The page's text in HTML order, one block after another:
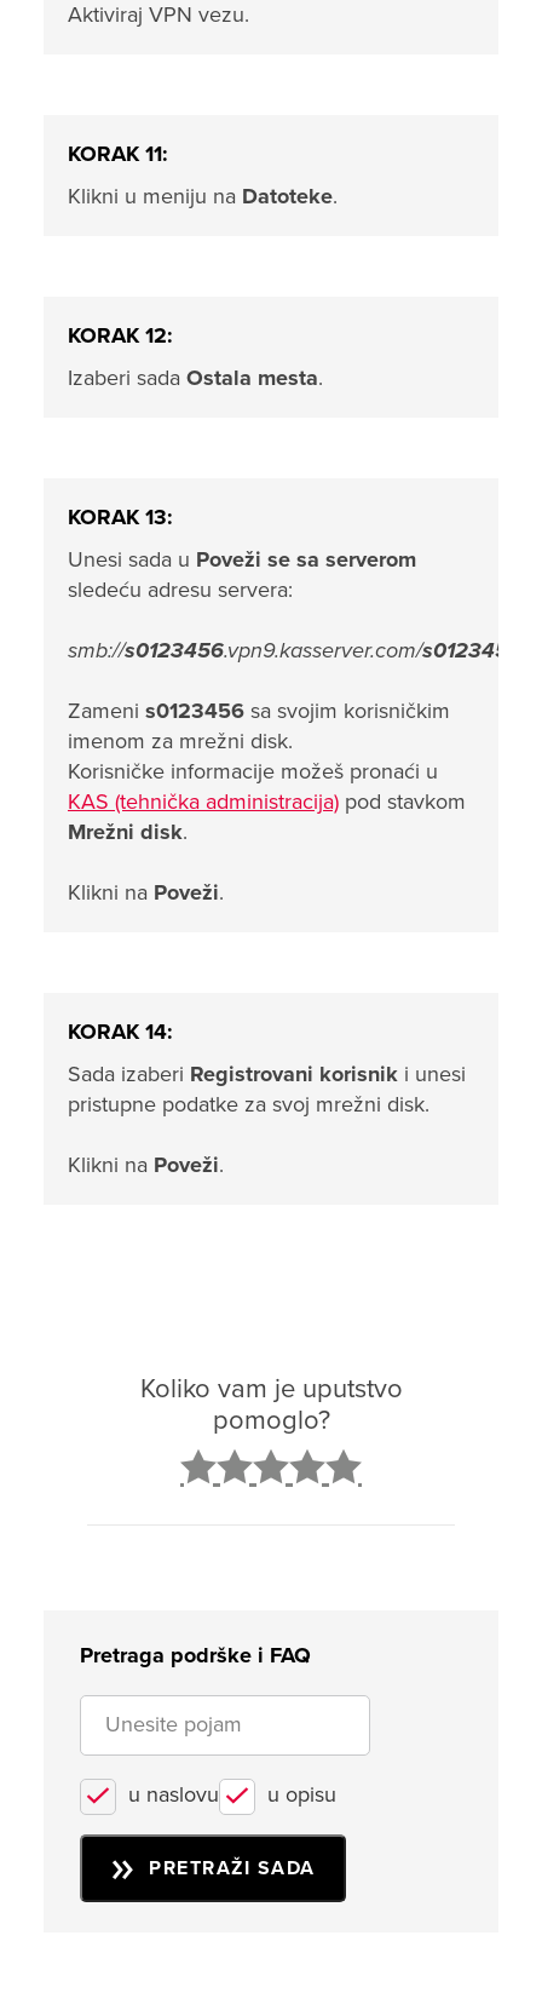
Aktiviraj VPN vezu.
KORAK 11:
Klikni u meniju na Datoteke.
KORAK 12:
Izaberi sada Ostala mesta.
KORAK 13:
Unesi sada u Poveži se sa serverom
sledeću adresu servera:
smb://s0123456.vpn9.kasserver.com/s0123456
Zameni s0123456 sa svojim korisničkim
imenom za mrežni disk.
Korisničke informacije možeš pronaći u
KAS (tehnička administracija) pod stavkom
Mrežni disk.
Klikni na Poveži.
KORAK 14:
Sada izaberi Registrovani korisnik i unesi
pristupne podatke za svoj mrežni disk.
Klikni na Poveži.
Koliko vam je uputstvo
pomoglo?
Pretraga podrške i FAQ
u naslovu u opisu
PRETRAŽI SADA